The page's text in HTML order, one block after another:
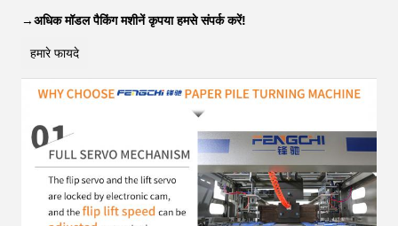
→अधिक मॉडल पैकिंग मशीनें कृपया हमसे संपर्क करें!
हमारे फायदे